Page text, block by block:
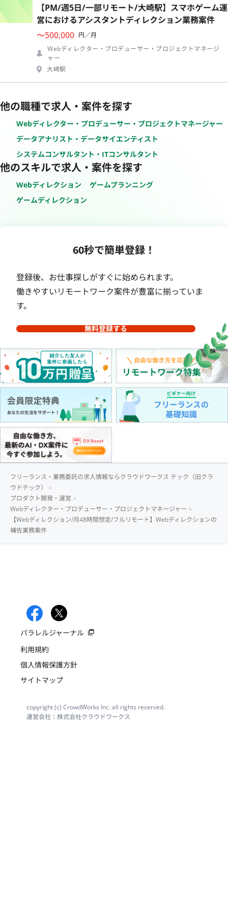
【PM/週5日/一部リモート/大崎駅】スマホゲーム運
営におけるアシスタントディレクション業務案件
〜500,000 円／月
Webディレクター・プロデューサー・プロジェクトマネージ
ャー
大崎駅
他の職種で求人・案件を探す
Webディレクター・プロデューサー・プロジェクトマネージャー
データアナリスト・データサイエンティスト
システムコンサルタント・ITコンサルタント
他のスキルで求人・案件を探す
Webディレクション
ゲームプランニング
ゲームディレクション
60秒で簡単登録！
登録後、お仕事探しがすぐに始められます。
働きやすいリモートワーク案件が豊富に揃っていま
す。
無料登録する
フリーランス・業務委託の求人情報ならクラウドワークス テック（旧クラ
ウドテック）
プロダクト開発・運営
Webディレクター・プロデューサー・プロジェクトマネージャー
【Webディレクション/月48時間想定/フルリモート】Webディレクションの
補佐業務案件
パラレルジャーナル
利用規約
個人情報保護方針
サイトマップ
copyright (c) CrowdWorks Inc. all rights reserved.
運営会社：株式会社クラウドワークス